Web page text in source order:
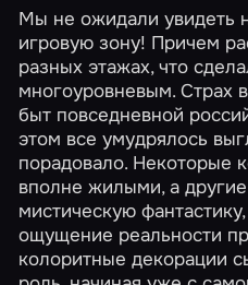
Мы не ожидали увидеть
игровую зону! Причем
разных этажах, что
многоуровневым. Страх
быт повседневной
этом все умудрялось
порадовало. Некоторые
вполне жилыми, а
мистическую
ощущение реальности
колоритные декорации